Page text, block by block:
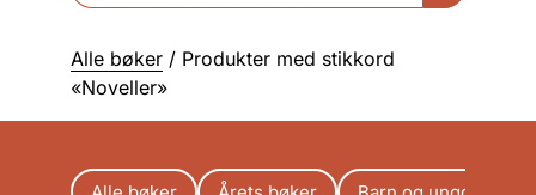
Alle bøker / Produkter med stikkord
«Noveller»